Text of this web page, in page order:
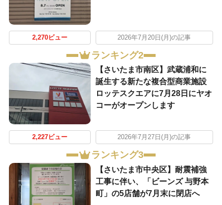
2,270ビュー 2026年7月20日(月)の記事
ランキング2
【さいたま市南区】武蔵浦和に
誕生する新たな複合型商業施設
ロッテスクエアに7月28日にヤオ
コーがオープンします
2,227ビュー 2026年7月27日(月)の記事
ランキング3
【さいたま市中央区】耐震補強
工事に伴い、「ビーンズ 与野本
町」の5店舗が7月末に閉店へ